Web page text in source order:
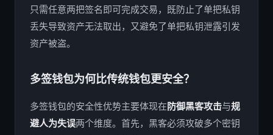
只需任意两把签名即可完成交易，既防止了单把私钥
丢失导致资产无法取出，又避免了单把私钥泄露引发
资产被盗。
多签钱包为何比传统钱包更安全？
多签钱包的安全性优势主要体现在防御黑客攻击与规
避人为失误两个维度。首先，黑客必须攻破多个密钥